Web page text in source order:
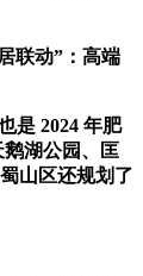
联动”：高端
是 2024 年肥
鹅湖公园、匡
山区还规划了